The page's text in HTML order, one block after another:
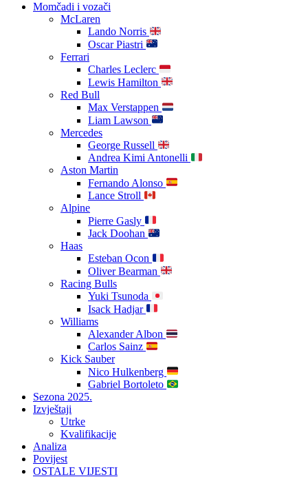
Momčadi i vozači
McLaren
Lando Norris
Oscar Piastri
Ferrari
Charles Leclerc
Lewis Hamilton
Red Bull
Max Verstappen
Liam Lawson
Mercedes
George Russell
Andrea Kimi Antonelli
Aston Martin
Fernando Alonso
Lance Stroll
Alpine
Pierre Gasly
Jack Doohan
Haas
Esteban Ocon
Oliver Bearman
Racing Bulls
Yuki Tsunoda
Isack Hadjar
Williams
Alexander Albon
Carlos Sainz
Kick Sauber
Nico Hulkenberg
Gabriel Bortoleto
Sezona 2025.
Izvještaji
Utrke
Kvalifikacije
Analiza
Povijest
OSTALE VIJESTI